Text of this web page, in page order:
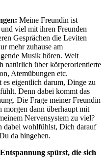
Meine Freundin ist
viel mit ihren Freunden
Gesprächen die Leviten
mehr zuhause am
Musik hören. Weit
natürlich über körperorientierte
Atemübungen etc.
es eigentlich darum, Dinge zu
Denn dabei kommt das
Die Frage meiner Freundin
dann überhaupt mit
Nervensystem zu viel?
wohlfühlst, Dich darauf
da hingehen.
spürst, die sich